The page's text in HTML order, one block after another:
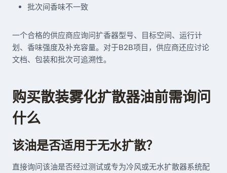
批次间香味不一致
一个合格的供应商应询问扩香器型号、目标空间、运行计
划、香味强度及补充容量。对于B2B项目，供应商还应讨论
文档、包装和批次可追溯性。
购买散装雾化扩散器油前需询问
什么
该油是否适用于无水扩散？
直接询问该油是否经过测试或专为冷风或无水扩散器系统配